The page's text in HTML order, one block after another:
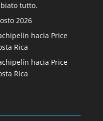
tutto.
2026
hacia Price
Rica
hacia Price
Rica